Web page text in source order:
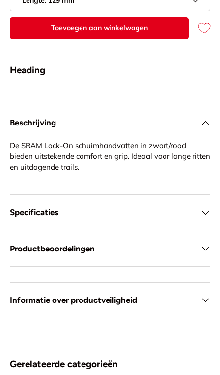
Toevoegen aan winkelwagen
Heading
Beschrijving
De SRAM Lock-On schuimhandvatten in zwart/rood
bieden uitstekende comfort en grip. Ideaal voor lange ritten
en uitdagende trails.
Specificaties
Productbeoordelingen
Informatie over productveiligheid
Gerelateerde categorieën